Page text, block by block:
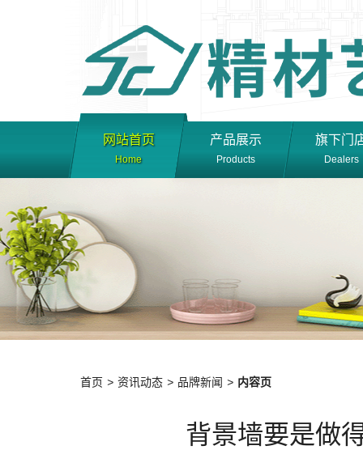
网站首页
Home
产品展示
Products
旗下门
Dealers
首页 > 资讯动态 > 品牌新闻 > 内容页
背景墙要是做